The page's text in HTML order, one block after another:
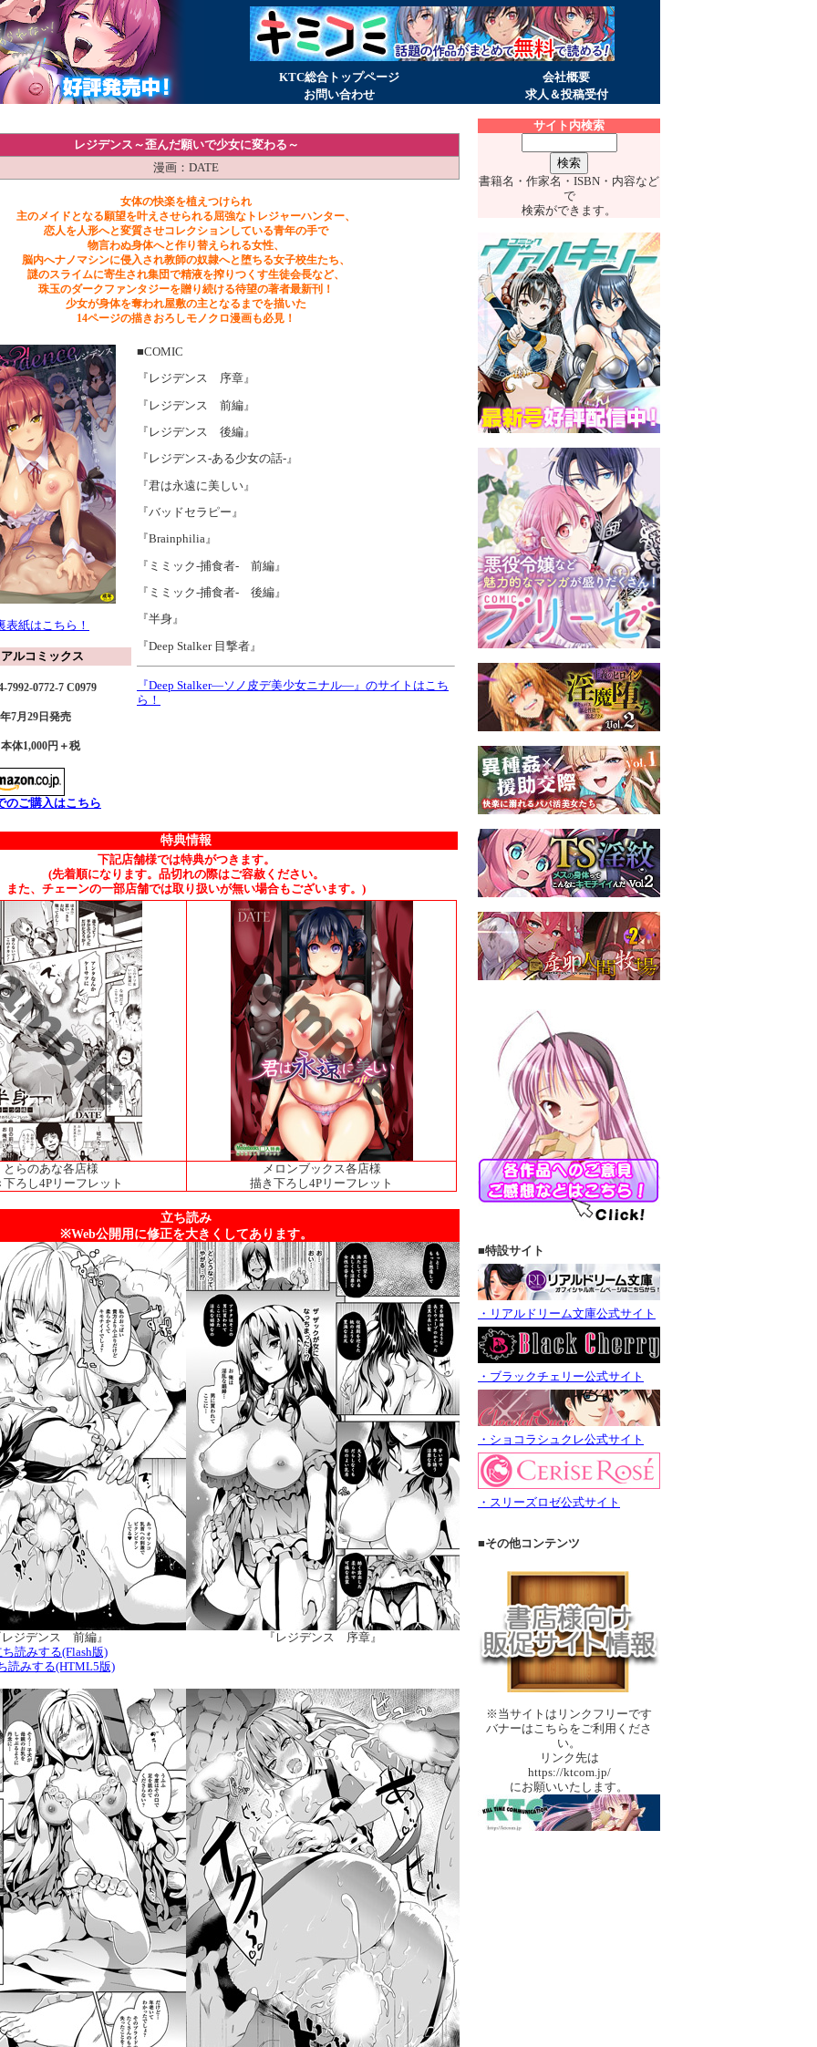
KTC総合トップページ
会社概要
お問い合わせ
求人＆投稿受付
レジデンス～歪んだ願いで少女に変わる～
漫画：DATE
女体の快楽を植えつけられ
主のメイドとなる願望を叶えさせられる屈強なトレジャーハンター、
恋人を人形へと変質させコレクションしている青年の手で
物言わぬ身体へと作り替えられる女性、
脳内へナノマシンに侵入され教師の奴隷へと堕ちる女子校生たち、
謎のスライムに寄生され集団で精液を搾りつくす生徒会長など、
珠玉のダークファンタジーを贈り続ける待望の著者最新刊！
少女が身体を奪われ屋敷の主となるまでを描いた
14ページの描きおろしモノクロ漫画も必見！
表紙はこちら！
ルコミックス
7992-0772-7 C0979
7月29日発売
体1,000円＋税
のご購入はこちら
■COMIC
『レジデンス 序章』
『レジデンス 前編』
『レジデンス 後編』
『レジデンス-ある少女の話-』
『君は永遠に美しい』
『バッドセラピー』
『Brainphilia』
『ミミック‐捕食者- 前編』
『ミミック‐捕食者- 後編』
『半身』
『Deep Stalker 目撃者』
『Deep Stalker―ソノ皮デ美少女ニナル―』のサイトはこち
ら！
特典情報
下記店舗様では特典がつきます。
(先着順になります。品切れの際はご容赦ください。
また、チェーンの一部店舗では取り扱いが無い場合もございます。)
とらのあな各店様
下ろし4Pリーフレット
メロンブックス各店様
描き下ろし4Pリーフレット
立ち読み
※Web公開用に修正を大きくしてあります。
ジデンス 前編』
『レジデンス 序章』
ち読みする(Flash版)
読みする(HTML5版)
サイト内検索
書籍名・作家名・ISBN・内容など
で
検索ができます。
■特設サイト
・リアルドリーム文庫公式サイト
・ブラックチェリー公式サイト
・ショコラシュクレ公式サイト
・スリーズロゼ公式サイト
■その他コンテンツ
※当サイトはリンクフリーです
バナーはこちらをご利用くださ
い。
リンク先は
https://ktcom.jp/
にお願いいたします。